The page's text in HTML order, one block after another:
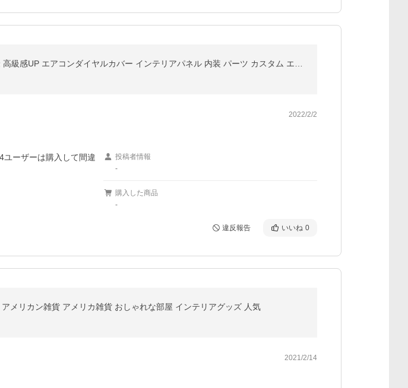
2022/2/2
ユーザーは購入して間違
投稿者情報
-
購入した商品
-
違反報告 いいね 0
リカン雑貨 アメリカ雑貨 おしゃれな部屋 インテリアグッズ 人気
2021/2/14